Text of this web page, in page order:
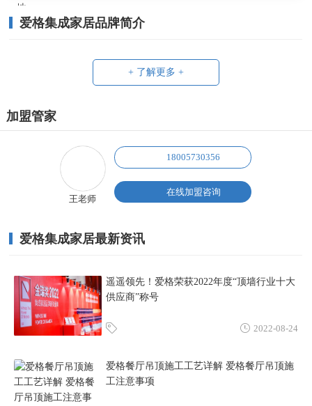
爱格集成家居品牌简介
+ 了解更多 +
加盟管家
王老师
18005730356
在线加盟咨询
爱格集成家居最新资讯
遥遥领先！爱格荣获2022年度“顶墙行业十大
供应商”称号
2022-08-24
爱格餐厅吊顶施工工艺详解 爱格餐厅吊顶施
工注意事项